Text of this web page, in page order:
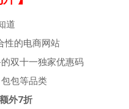
道
性的电商网站
双十一独家优惠码
包等品类
外7折